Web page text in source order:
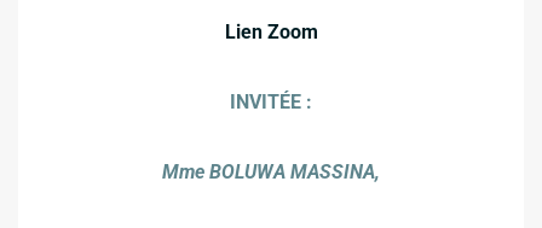
Lien Zoom
INVITÉE :
Mme BOLUWA MASSINA,